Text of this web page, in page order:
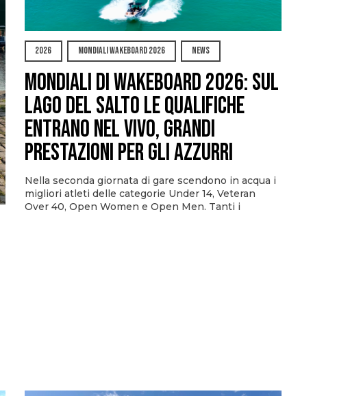
2026 MONDIALI WAKEBOARD 2026 NEWS
Mondiali di Wakeboard 2026: sul
Lago del Salto le qualifiche
entrano nel vivo, grandi
prestazioni per gli azzurri
Nella seconda giornata di gare scendono in acqua i
migliori atleti delle categorie Under 14, Veteran
Over 40, Open Women e Open Men. Tanti i